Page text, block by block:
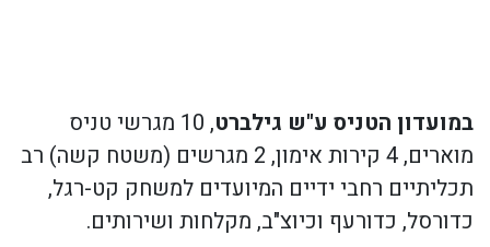
במועדון הטניס ע"ש גילברט
, 10 מגרשי טניס
מוארים, 4 קירות אימון, 2 מגרשים (משטח קשה) רב
תכליתיים רחבי ידיים המיועדים למשחק קט-רגל,
כדורסל, כדורעף וכיוצ"ב, מקלחות ושירותים.